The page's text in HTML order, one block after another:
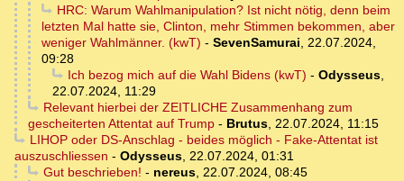
HRC: Warum Wahlmanipulation? Ist nicht nötig, denn beim
letzten Mal hatte sie, Clinton, mehr Stimmen bekommen, aber
weniger Wahlmänner. (kwT) - SevenSamurai, 22.07.2024,
09:28
Ich bezog mich auf die Wahl Bidens (kwT) - Odysseus,
22.07.2024, 11:29
Relevant hierbei der ZEITLICHE Zusammenhang zum
gescheiterten Attentat auf Trump - Brutus, 22.07.2024, 11:15
LIHOP oder DS-Anschlag - beides möglich - Fake-Attentat ist
auszuschliessen - Odysseus, 22.07.2024, 01:31
Gut beschrieben! - nereus, 22.07.2024, 08:45